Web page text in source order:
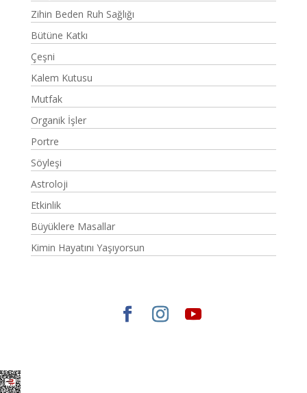
Zihin Beden Ruh Sağlığı
Bütüne Katkı
Çeşni
Kalem Kutusu
Mutfak
Organik İşler
Portre
Söyleşi
Astroloji
Etkinlik
Büyüklere Masallar
Kimin Hayatını Yaşıyorsun